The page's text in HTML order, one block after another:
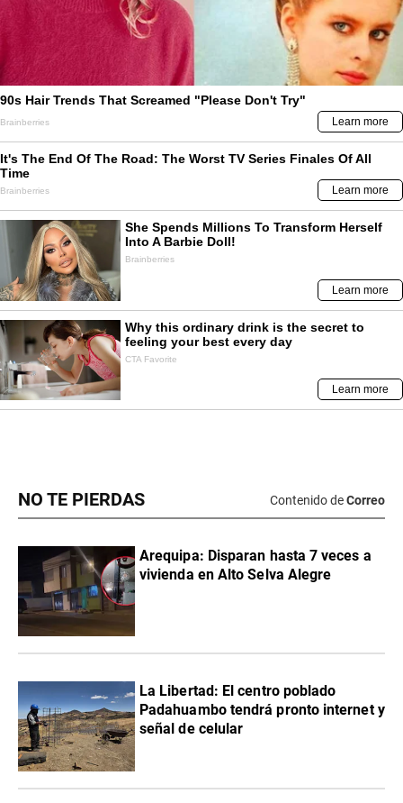
NO TE PIERDAS Contenido deCorreo
Arequipa: Disparan hasta 7 veces a
vivienda en Alto Selva Alegre
La Libertad: El centro poblado
Padahuambo tendrá pronto internet y
señal de celular